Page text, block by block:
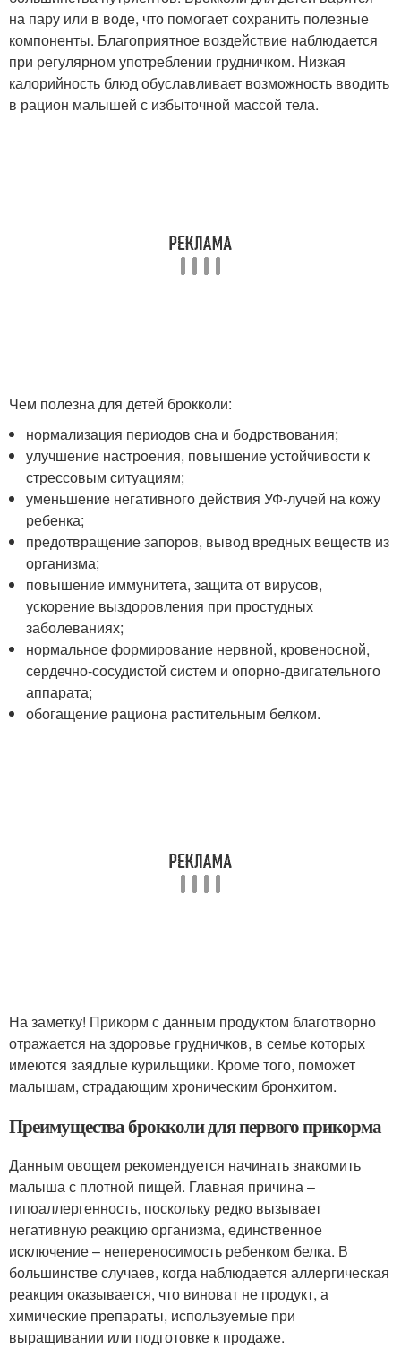
на пару или в воде, что помогает сохранить полезные
компоненты. Благоприятное воздействие наблюдается
при регулярном употреблении грудничком. Низкая
калорийность блюд обуславливает возможность вводить
в рацион малышей с избыточной массой тела.
Чем полезна для детей брокколи:
нормализация периодов сна и бодрствования;
улучшение настроения, повышение устойчивости к
стрессовым ситуациям;
уменьшение негативного действия УФ-лучей на кожу
ребенка;
предотвращение запоров, вывод вредных веществ из
организма;
повышение иммунитета, защита от вирусов,
ускорение выздоровления при простудных
заболеваниях;
нормальное формирование нервной, кровеносной,
сердечно-сосудистой систем и опорно-двигательного
аппарата;
обогащение рациона растительным белком.
На заметку! Прикорм с данным продуктом благотворно
отражается на здоровье грудничков, в семье которых
имеются заядлые курильщики. Кроме того, поможет
малышам, страдающим хроническим бронхитом.
Преимущества брокколи для первого прикорма
Данным овощем рекомендуется начинать знакомить
малыша с плотной пищей. Главная причина –
гипоаллергенность, поскольку редко вызывает
негативную реакцию организма, единственное
исключение – непереносимость ребенком белка. В
большинстве случаев, когда наблюдается аллергическая
реакция оказывается, что виноват не продукт, а
химические препараты, используемые при
выращивании или подготовке к продаже.